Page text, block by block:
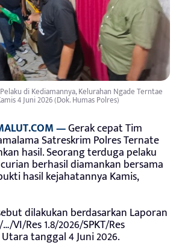
di Kediamannya, Kelurahan Ngade Terntae
4 Juni 2026 (Dok. Humas Polres)
—Gerak cepat Tim
Satreskrim Polres Ternate
hasil. Seorang terduga pelaku
berhasil diamankan bersama
hasil kejahatannya Kamis,
dilakukan berdasarkan Laporan
VI/Res 1.8/2026/SPKT/Res
tanggal 4 Juni 2026.